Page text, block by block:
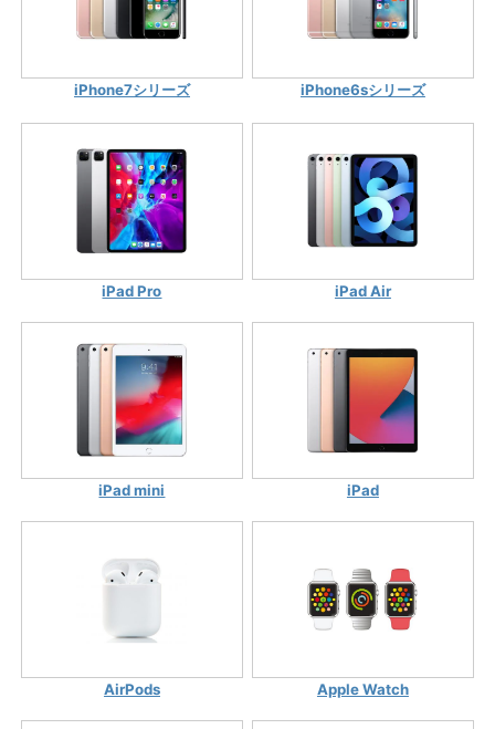
iPhone7シリーズ iPhone6sシリーズ
iPad Pro iPad Air
iPad mini iPad
AirPods Apple Watch